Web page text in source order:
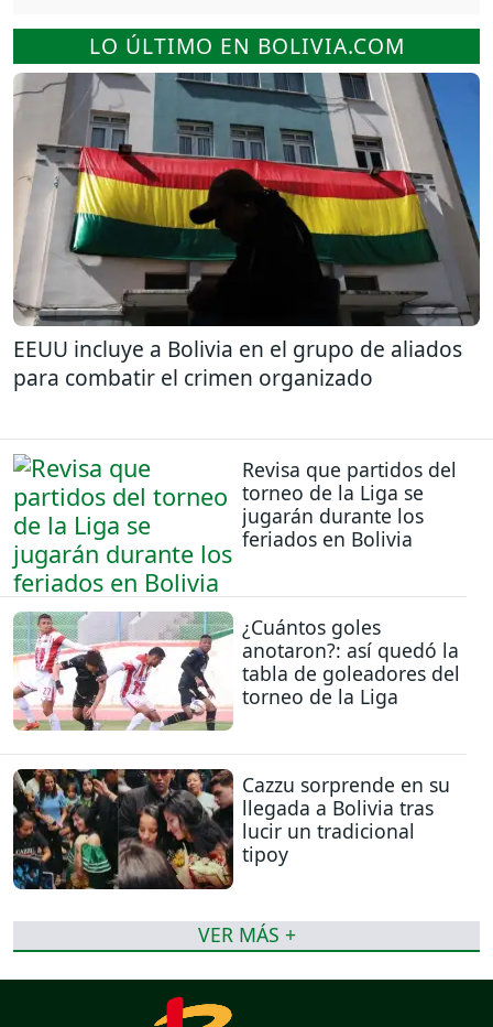
LO ÚLTIMO EN BOLIVIA.COM
EEUU incluye a Bolivia en el grupo de aliados
para combatir el crimen organizado
Revisa que partidos del
torneo de la Liga se
jugarán durante los
feriados en Bolivia
¿Cuántos goles
anotaron?: así quedó la
tabla de goleadores del
torneo de la Liga
Cazzu sorprende en su
llegada a Bolivia tras
lucir un tradicional
tipoy
VER MÁS +